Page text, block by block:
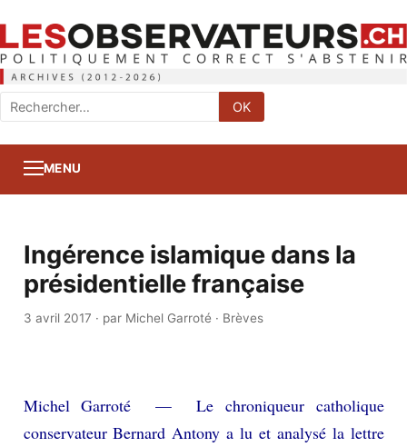
Rechercher
:
OK
MENU
Ingérence islamique dans la
présidentielle française
3 avril 2017 · par Michel Garroté · Brèves
Michel Garroté — Le chroniqueur catholique
conservateur Bernard Antony a lu et analysé la lettre